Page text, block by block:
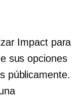
Impact para
sus opciones
públicamente.